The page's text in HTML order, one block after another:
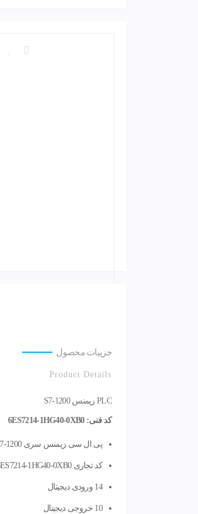
جزییات محصول
Product Details
PLC زیمنس S7-1200
کد فنی: 6ES7214-1HG40-0XB0
پی ال سی زیمنس سری S7-1200
کد تجاری1HG40-0XB0
14 ورودی دیجیتال
10 خروجی دیجیتال